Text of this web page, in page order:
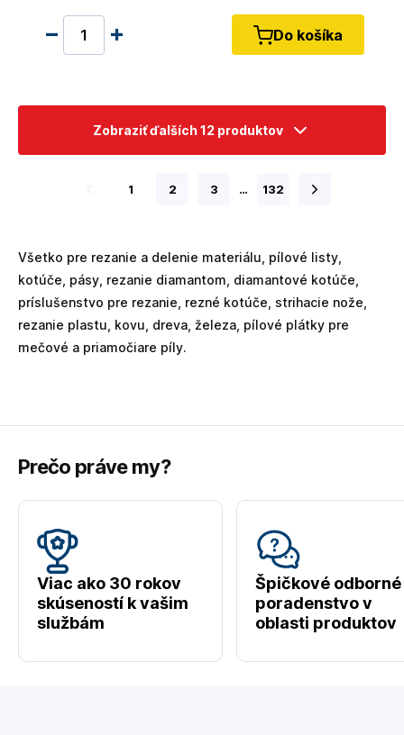
Do košíka
Zobraziť ďalších 12 produktov
1 2 3 … 132
Všetko pre rezanie a delenie materiálu, pílové listy,
kotúče, pásy, rezanie diamantom, diamantové kotúče,
príslušenstvo pre rezanie, rezné kotúče, strihacie nože,
rezanie plastu, kovu, dreva, železa, pílové plátky pre
mečové a priamočiare píly.
Prečo práve my?
Viac ako 30 rokov
skúseností k vašim
službám
Špičkové odborné
poradenstvo v
oblasti produktov